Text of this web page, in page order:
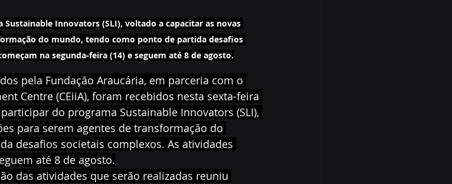
Innovators (SLI), voltado a capacitar as novas
do mundo, tendo como ponto de partida desafios
na segunda-feira (14) e seguem até 8 de agosto.
pela Fundação Araucária, em parceria com o
Centre (CEiiA), foram recebidos nesta sexta-feira
do programa Sustainable Innovators (SLI),
para serem agentes de transformação do
desafios societais complexos. As atividades
até 8 de agosto.
das atividades que serão realizadas reuniu